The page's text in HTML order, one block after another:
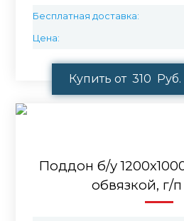
Бесплатная доставка:
Цена:
Купить от 310 Руб.
Поддон б/у
обвязкой, г/